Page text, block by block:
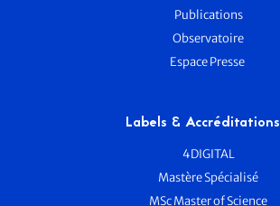
Publications
Observatoire
Espace Presse
Labels & Accréditations
4DIGITAL
Mastère Spécialisé
MSc Master of Science